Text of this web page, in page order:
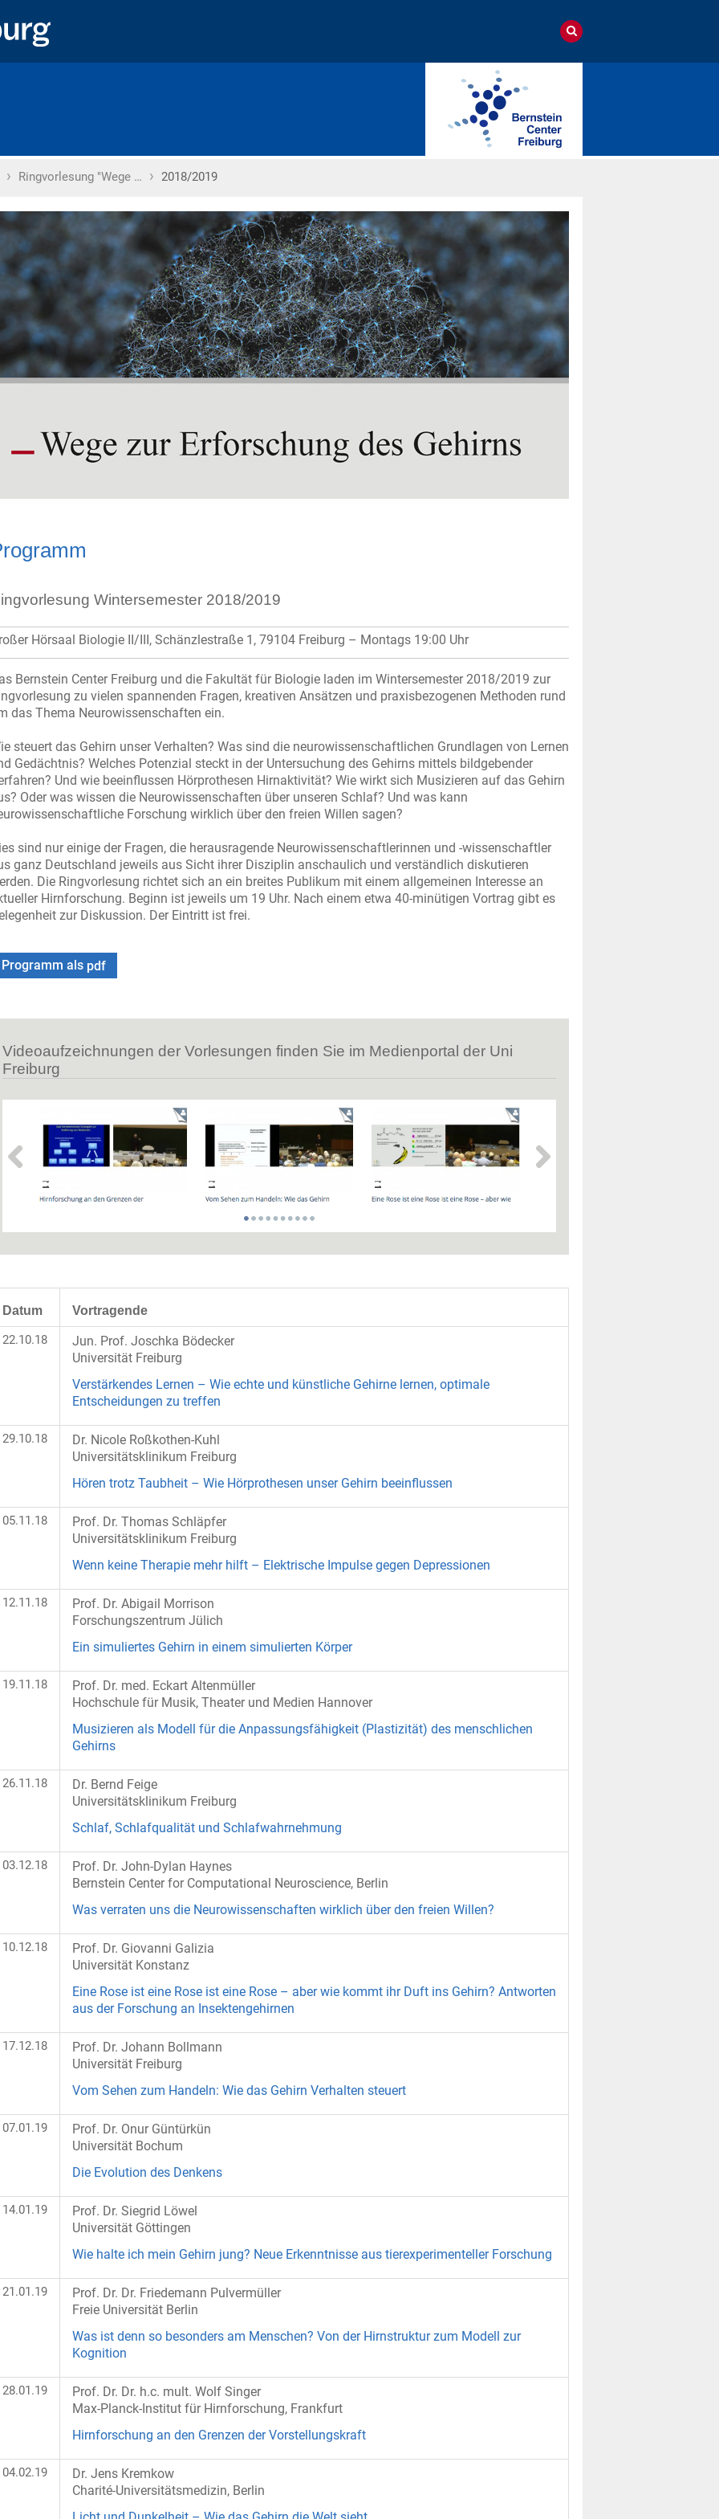
Home
› Ringvorlesung "Wege … › 2018/2019
Wintersemester 2018/2019
Hörsaal Biologie II/III, Schänzlestraße 1, 79104 Freiburg – Montags 19:00 Uhr
Bernstein Center Freiburg und die Fakultät für Biologie laden im Wintersemester 2018/2019 zur
zu vielen spannenden Fragen, kreativen Ansätzen und praxisbezogenen Methoden rund
das Thema Neurowissenschaften ein.
steuert das Gehirn unser Verhalten? Was sind die neurowissenschaftlichen Grundlagen von Lernen
Gedächtnis? Welches Potenzial steckt in der Untersuchung des Gehirns mittels bildgebender
Und wie beeinflussen Hörprothesen Hirnaktivität? Wie wirkt sich Musizieren auf das Gehirn
Oder was wissen die Neurowissenschaften über unseren Schlaf? Und was kann
Forschung wirklich über den freien Willen sagen?
sind nur einige der Fragen, die herausragende Neurowissenschaftlerinnen und -wissenschaftler
ganz Deutschland jeweils aus Sicht ihrer Disziplin anschaulich und verständlich diskutieren
Die Ringvorlesung richtet sich an ein breites Publikum mit einem allgemeinen Interesse an
Hirnforschung. Beginn ist jeweils um 19 Uhr. Nach einem etwa 40-minütigen Vortrag gibt es
zur Diskussion. Der Eintritt ist frei.
Programm als pdf
Videoaufzeichnungen der Vorlesungen finden Sie im Medienportal der Uni
Freiburg
Datum Vortragende
22.10.18
Jun. Prof. Joschka Bödecker
Universität Freiburg
Verstärkendes Lernen – Wie echte und künstliche Gehirne lernen, optimale
Entscheidungen zu treffen
29.10.18
Dr. Nicole Roßkothen-Kuhl
Universitätsklinikum Freiburg
Hören trotz Taubheit – Wie Hörprothesen unser Gehirn beeinflussen
05.11.18
Prof. Dr. Thomas Schläpfer
Universitätsklinikum Freiburg
Wenn keine Therapie mehr hilft – Elektrische Impulse gegen Depressionen
12.11.18
Prof. Dr. Abigail Morrison
Forschungszentrum Jülich
Ein simuliertes Gehirn in einem simulierten Körper
19.11.18
Prof. Dr. med. Eckart Altenmüller
Hochschule für Musik, Theater und Medien Hannover
Musizieren als Modell für die Anpassungsfähigkeit (Plastizität) des menschlichen
Gehirns
26.11.18
Dr. Bernd Feige
Universitätsklinikum Freiburg
Schlaf, Schlafqualität und Schlafwahrnehmung
03.12.18
Prof. Dr. John-Dylan Haynes
Bernstein Center for Computational Neuroscience, Berlin
Was verraten uns die Neurowissenschaften wirklich über den freien Willen?
10.12.18
Prof. Dr. Giovanni Galizia
Universität Konstanz
Eine Rose ist eine Rose ist eine Rose – aber wie kommt ihr Duft ins Gehirn? Antworten
aus der Forschung an Insektengehirnen
17.12.18
Prof. Dr. Johann Bollmann
Universität Freiburg
Vom Sehen zum Handeln: Wie das Gehirn Verhalten steuert
07.01.19
Prof. Dr. Onur Güntürkün
Universität Bochum
Die Evolution des Denkens
14.01.19
Prof. Dr. Siegrid Löwel
Universität Göttingen
Wie halte ich mein Gehirn jung? Neue Erkenntnisse aus tierexperimenteller Forschung
21.01.19
Prof. Dr. Dr. Friedemann Pulvermüller
Freie Universität Berlin
Was ist denn so besonders am Menschen? Von der Hirnstruktur zum Modell zur
Kognition
28.01.19
Prof. Dr. Dr. h.c. mult. Wolf Singer
Max-Planck-Institut für Hirnforschung, Frankfurt
Hirnforschung an den Grenzen der Vorstellungskraft
04.02.19
Dr. Jens Kremkow
Charité-Universitätsmedizin, Berlin